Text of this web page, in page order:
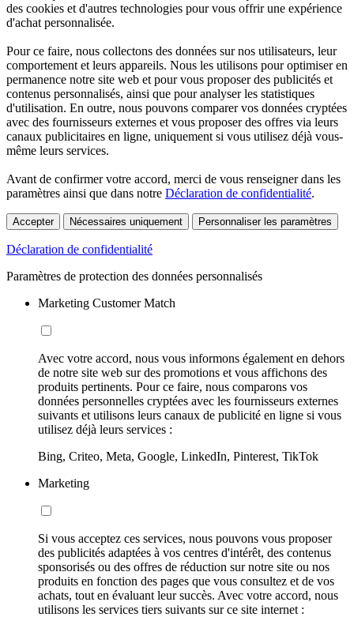
des cookies et d'autres technologies pour vous offrir une expérience
d'achat personnalisée.
Pour ce faire, nous collectons des données sur nos utilisateurs, leur
comportement et leurs appareils. Nous les utilisons pour optimiser en
permanence notre site web et pour vous proposer des publicités et
contenus personnalisés, ainsi que pour analyser les statistiques
d'utilisation. En outre, nous pouvons comparer vos données cryptées
avec des fournisseurs externes et vous proposer des offres via leurs
canaux publicitaires en ligne, uniquement si vous utilisez déjà vous-
même leurs services.
Avant de confirmer votre accord, merci de vous renseigner dans les
paramètres ainsi que dans notre Déclaration de confidentialité.
Accepter Nécessaires uniquement Personnaliser les paramètres
Déclaration de confidentialité
Paramètres de protection des données personnalisés
Marketing Customer Match
Avec votre accord, nous vous informons également en dehors
de notre site web sur des promotions et vous affichons des
produits pertinents. Pour ce faire, nous comparons vos
données personnelles cryptées avec les fournisseurs externes
suivants et utilisons leurs canaux de publicité en ligne si vous
utilisez déjà leurs services :
Bing, Criteo, Meta, Google, LinkedIn, Pinterest, TikTok
Marketing
Si vous acceptez ces services, nous pouvons vous proposer
des publicités adaptées à vos centres d'intérêt, des contenus
sponsorisés ou des offres de réduction sur notre site ou nos
produits en fonction des pages que vous consultez et de vos
achats, tout en évaluant leur succès. Avec votre accord, nous
utilisons les services tiers suivants sur ce site internet :